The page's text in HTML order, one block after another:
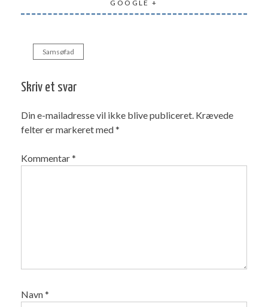
GOOGLE +
Indlægsnavigation
Samsøfad
Skriv et svar
Din e-mailadresse vil ikke blive publiceret. Krævede
felter er markeret med*
Kommentar*
Navn*